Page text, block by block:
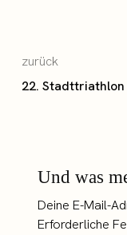
zurück
22.
Und was
Deine E-Mail-
Erforderliche